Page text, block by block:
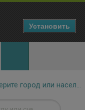
Установить